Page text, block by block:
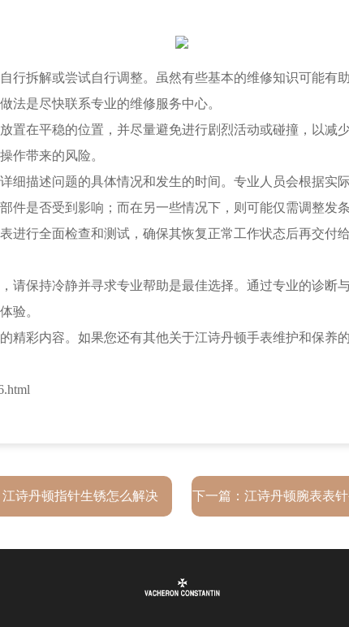
解或尝试自行调整。虽然有些基本的维修知识可能有助
法是尽快联系专业的维修服务中心。
平稳的位置，并尽量避免进行剧烈活动或碰撞，以减
作带来的风险。
述问题的具体情况和发生的时间。专业人员会根据实
件是否受到影响；而在另一些情况下，则可能仅需调整发
全面检查和测试，确保其恢复正常工作状态后再交付
持冷静并寻求专业帮助是最佳选择。通过专业的诊断
验。
精彩内容。如果您还有其他关于江诗丹顿手表维护和保养
江诗丹顿指针生锈怎么解决 下一篇：江诗丹顿腕表表